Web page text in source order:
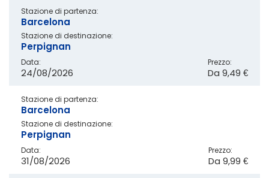
Stazione di partenza:
Barcelona
Stazione di destinazione:
Perpignan
Data:
24/08/2026
Prezzo:
Da 9,49 €
Stazione di partenza:
Barcelona
Stazione di destinazione:
Perpignan
Data:
31/08/2026
Prezzo:
Da 9,99 €